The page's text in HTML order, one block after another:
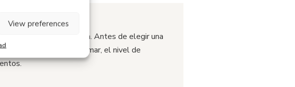
View preferences
ruido en temporada alta. Antes de elegir una
la distancia real al mar, el nivel de